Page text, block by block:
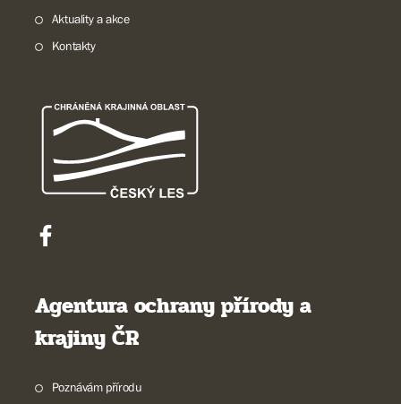
Aktuality a akce
Kontakty
Agentura ochrany přírody a
krajiny ČR
Poznávám přírodu